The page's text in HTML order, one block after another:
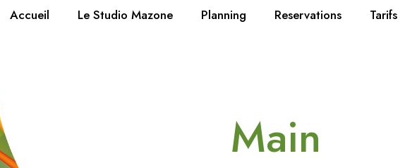
Accueil Le Studio Mazone Planning Reservations Tarifs
Main